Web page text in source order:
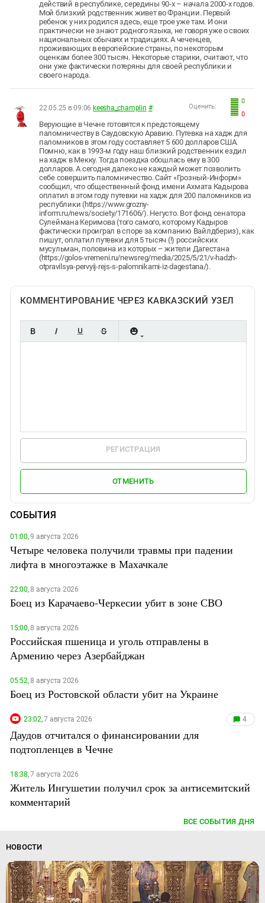
действий в республике, середины 90-х – начала 2000-х годов.
Мой близкий родственник живет во Франции. Первый
ребенок у них родился здесь, еще трое уже там. И они
практически не знают родного языка, не говоря уже о своих
национальных обычаях и традициях. А чеченцев,
проживающих в европейские страны, по некоторым
оценкам более 300 тысяч. Некоторые старики, считают, что
они уже фактически потеряны для своей республики и
своего народа.
0
0
Оценить:
22.05.25 в 09:06 keesha_champlin #
Верующие в Чечне готовятся к предстоящему
паломничеству в Саудовскую Аравию. Путевка на хадж для
паломников в этом году составляет 5 600 долларов США.
Помню, как в 1993-м году наш близкий родственник ездил
на хадж в Мекку. Тогда поездка обошлась ему в 300
долларов. А сегодня далеко не каждый может позволить
себе совершить паломничество. Сайт «Грозный-Информ»
сообщил, что общественный фонд имени Ахмата Кадырова
оплатил в этом году путевки на хадж для 200 паломников из
республики (https://www.grozny-
inform.ru/news/society/171606/). Негусто. Вот фонд сенатора
Сулеймана Керимова (того самого, которому Кадыров
фактически проиграл в споре за компанию Вайлдбериз), как
пишут, оплатил путевки для 5 тысяч (!) российских
мусульман, половина из которых – жители Дагестана
(https://golos-vremeni.ru/newsreg/media/2025/5/21/v-hadzh-
otpravilsya-pervyij-rejs-s-palomnikami-iz-dagestana/).
КОММЕНТИРОВАНИЕ ЧЕРЕЗ КАВКАЗСКИЙ УЗЕЛ
РЕГИСТРАЦИЯ
ОТМЕНИТЬ
СОБЫТИЯ
01:00,9 августа 2026
Четыре человека получили травмы при падении
лифта в многоэтажке в Махачкале
22:00,8 августа 2026
Боец из Карачаево-Черкесии убит в зоне СВО
15:00,8 августа 2026
Российская пшеница и уголь отправлены в
Армению через Азербайджан
05:52,8 августа 2026
Боец из Ростовской области убит на Украине
23:02,7 августа 2026 4
Даудов отчитался о финансировании для
подтопленцев в Чечне
18:38,7 августа 2026
Житель Ингушетии получил срок за антисемитский
комментарий
ВСЕ СОБЫТИЯ ДНЯ
НОВОСТИ